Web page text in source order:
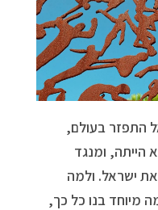
התפזר בעולם,
הייתה, ומנגד
ישראל. ולמה
מיוחד בנו כל כך,